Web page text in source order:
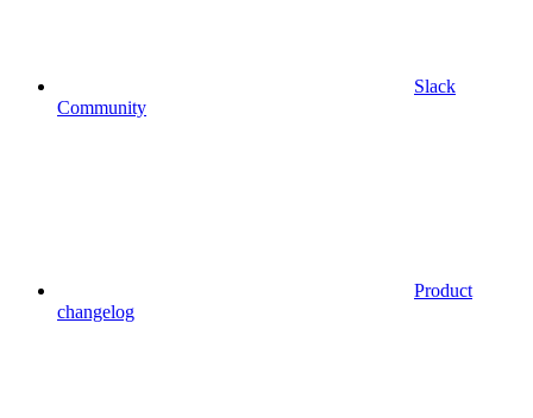
Slack
Community
Product
changelog